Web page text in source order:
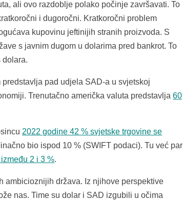
ali ovo razdoblje polako počinje završavati. To
i dugoročni. Kratkoročni problem
kupovinu jeftinijih stranih proizvoda. S
s javnim dugom u dolarima pred bankrot. To
dolara.
pad udjela SAD-a u svjetskoj
Trenutačno američka valuta predstavlja60
2022 godine 42 % svjetske trgovine se
bio ispod 10 % (SWIFT podaci). Tu već par
između 2 i 3 %.
ambicioznijih država. Iz njihove perspektive
nas. Time su dolar i SAD izgubili u očima